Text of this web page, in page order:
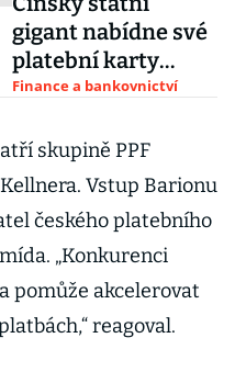
gigant nabídne své
platební karty
Evropanům
Finance a bankovnictví
skupině PPF
Vstup Barionu
českého platebního
„Konkurenci
pomůže akcelerovat
reagoval.